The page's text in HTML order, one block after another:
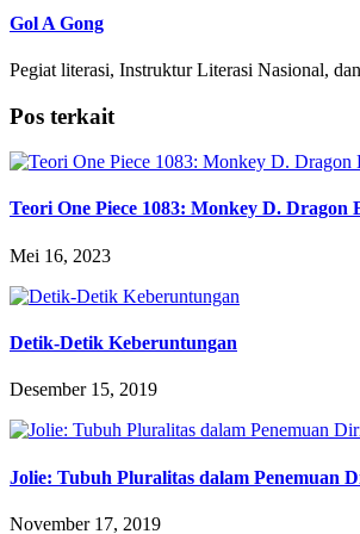
Gol A Gong
Pegiat literasi, Instruktur Literasi Nasional,
Pos terkait
Teori One Piece 1083: Monkey D. Dragon
Mei 16, 2023
Detik-Detik Keberuntungan
Desember 15, 2019
Jolie: Tubuh Pluralitas dalam Penemuan
November 17, 2019